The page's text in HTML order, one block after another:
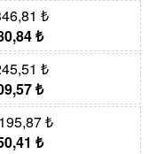
₺
₺
₺
₺
₺
₺